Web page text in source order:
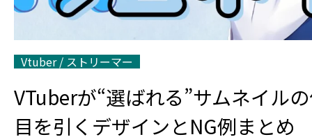
Vtuber / ストリーマー
VTuberが“選ばれる”サムネイル
目を引くデザインとNG例まとめ